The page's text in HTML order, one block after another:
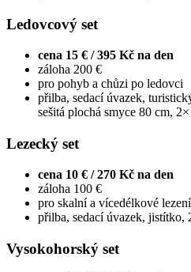
Ledovcový set
cena 15 € / 395 Kč na den
záloha 200 €
pro pohyb a chůzi po ledovci
přilba, sedací úvazek,
sešitá plochá smyce 80 cm,
Lezecký set
cena 10 € / 270 Kč na den
záloha 100 €
pro skalní a vícedélkové lezení
přilba, sedací úvazek, jistítko,
Vysokohorský set